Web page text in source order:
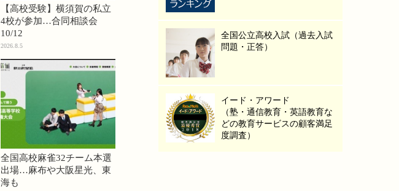
【高校受験】横須賀の私立
4校が参加…合同相談会
10/12
2026.8.5
全国高校麻雀32チーム本選
出場…麻布や大阪星光、東
海も
全国公立高校入試（過去入試
問題・正答）
イード・アワード
（塾・通信教育・英語教育な
どの教育サービスの顧客満足
度調査）